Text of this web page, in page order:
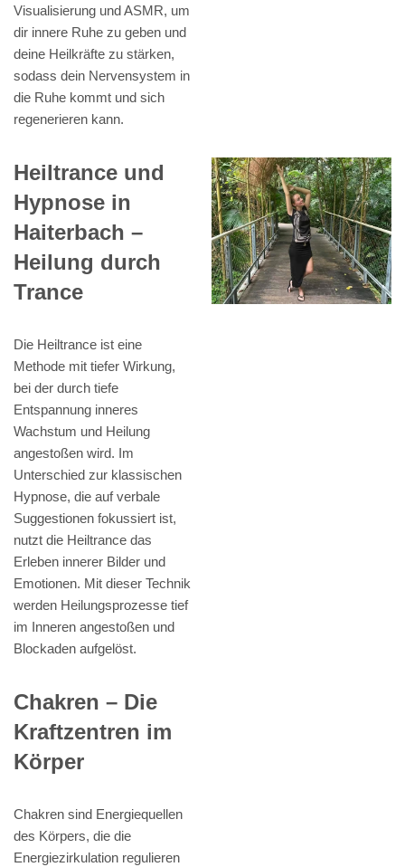
Visualisierung und ASMR, um
dir innere Ruhe zu geben und
deine Heilkräfte zu stärken,
sodass dein Nervensystem in
die Ruhe kommt und sich
regenerieren kann.
Heiltrance und
Hypnose in
Haiterbach –
Heilung durch
Trance
Die Heiltrance ist eine
Methode mit tiefer Wirkung,
bei der durch tiefe
Entspannung inneres
Wachstum und Heilung
angestoßen wird. Im
Unterschied zur klassischen
Hypnose, die auf verbale
Suggestionen fokussiert ist,
nutzt die Heiltrance das
Erleben innerer Bilder und
Emotionen. Mit dieser Technik
werden Heilungsprozesse tief
im Inneren angestoßen und
Blockaden aufgelöst.
Chakren – Die
Kraftzentren im
Körper
Chakren sind Energiequellen
des Körpers, die die
Energiezirkulation regulieren